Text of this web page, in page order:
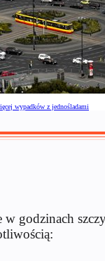
wypadków z jednośladami
godzinach